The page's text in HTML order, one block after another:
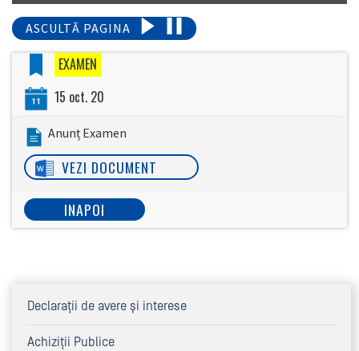
ASCULTĂ PAGINA
EXAMEN
15 oct. 20
Anunț Examen
VEZI DOCUMENT
INAPOI
Declaraţii de avere şi interese
Achiziţii Publice